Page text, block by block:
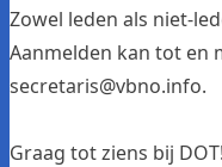
Zowel leden als niet-
Aanmelden kan tot en
secretaris@vbno.info.
Graag tot ziens bij DOT!